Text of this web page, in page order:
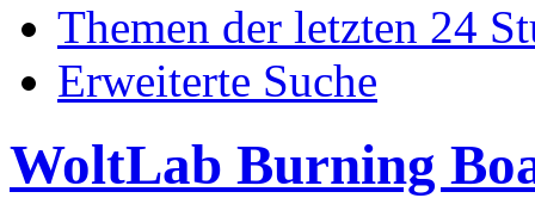
Themen der letzten 24
Erweiterte Suche
WoltLab Burning